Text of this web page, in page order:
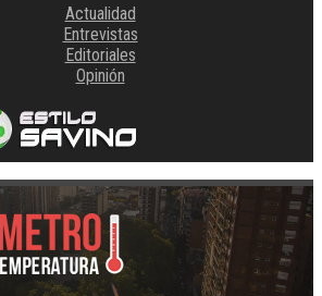
Actualidad
Entrevistas
Editoriales
Opinión